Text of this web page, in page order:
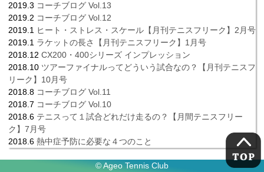
2019.3 コーチブログ Vol.13
2019.2 コーチブログ Vol.12
2019.1 ヒート・ストレス・スケール【月刊テニスフリーク】2月号
2019.1 ラケットの長さ【月刊テニスフリーク】1月号
2018.12 CX200・400シリーズ インプレッション
2018.10 ツアーファイナルってどういう試合なの？【月刊テニスフ
リーク】10月号
2018.8 コーチブログ Vol.11
2018.7 コーチブログ Vol.10
2018.6 テニスって１試合どれだけ走るの？【月間テニスフリー
ク】7月号
2018.6 熱中症予防に必要な４つのこと
© Ageo Tennis Club